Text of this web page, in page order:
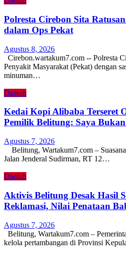
Polresta Cirebon Sita
dalam Ops Pekat
Agustus 8, 2026
Cirebon.wartakum7.com -- Polresta
Penyakit Masyarakat (Pekat) dengan
minuman…
Daerah
Kedai Kopi Alibaba Terseret
Pemilik Belitung: Saya
Agustus 7, 2026
Belitung, Wartakum7.com –
Jalan Jenderal Sudirman, RT 12…
Daerah
Aktivis Belitung Desak Hasil
Reklamasi, Nilai Penataan
Agustus 7, 2026
Belitung, Wartakum7.com –
kelola pertambangan di Provinsi